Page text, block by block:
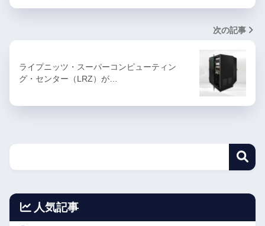
次の記事
ライプニッツ・スーパーコンピューティン
グ・センター（LRZ）が…
人気記事